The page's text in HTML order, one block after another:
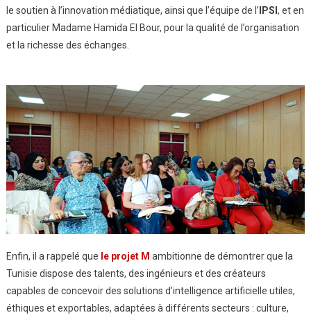
le soutien à l’innovation médiatique, ainsi que l’équipe de l’ IPSI , et en
particulier Madame Hamida El Bour, pour la qualité de l’organisation
et la richesse des échanges.
Enfin, il a rappelé que le projet M ambitionne de démontrer que la
Tunisie dispose des talents, des ingénieurs et des créateurs
capables de concevoir des solutions d’intelligence artificielle utiles,
éthiques et exportables, adaptées à différents secteurs : culture,